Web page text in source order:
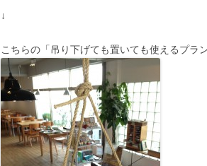
↓
こちらの「吊り下げても置いても使えるプラ